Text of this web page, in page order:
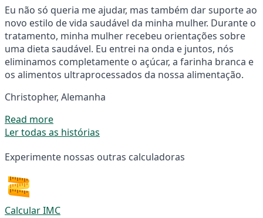
Eu não só queria me ajudar, mas também dar suporte ao
novo estilo de vida saudável da minha mulher. Durante o
tratamento, minha mulher recebeu orientações sobre
uma dieta saudável. Eu entrei na onda e juntos, nós
eliminamos completamente o açúcar, a farinha branca e
os alimentos ultraprocessados da nossa alimentação.
Christopher, Alemanha
Read more
Ler todas as histórias
Experimente nossas outras calculadoras
Calcular IMC